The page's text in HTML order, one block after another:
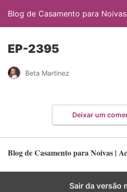
Blog de Casamento para
EP-2395
Beta Martinez
Deixar um
Blog de Casamento para Noivas |
Sair da versão